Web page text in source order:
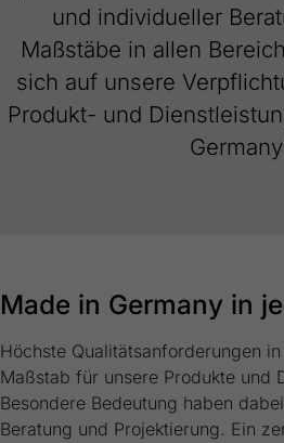
und individueller
Maßstäbe in allen
sich auf unsere
Produkt- und
Made in Germany in
Höchste Qualitätsanforderungen
Maßstab für unsere Produkte und
Besondere Bedeutung haben
Beratung und Projektierung. Ein
Anbieter FRAKO
Laufzeit 1 Jahr
Zweck
Dieses Cookie
Cookie-
speichern.
Laufzeit 1 Jahr
Dieser Wert
Einstellungen.
generierte ID, für
Speicherung Ihrer
Externe Inhalte
Wir verwenden auf unserer
zusätzliche Informationen